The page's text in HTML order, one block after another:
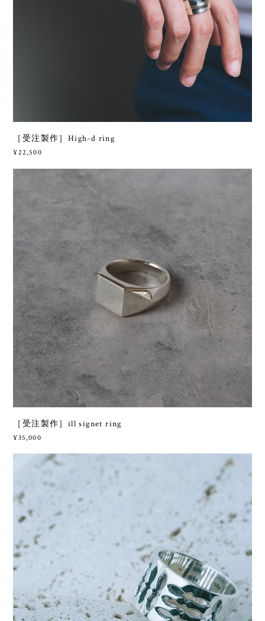
［受注製作］High-d ring
¥22,500
［受注製作］ill signet ring
¥35,000